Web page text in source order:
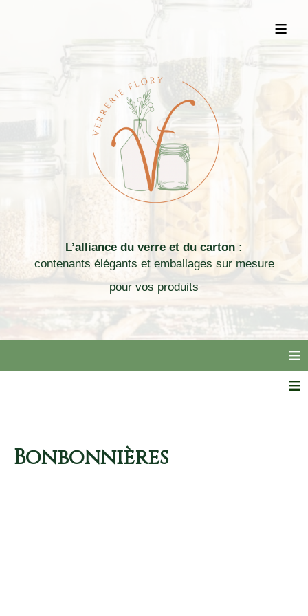
≡
L’alliance du verre et du carton :
contenants élégants et emballages sur mesure
pour vos produits
≡
≡
Bonbonnières